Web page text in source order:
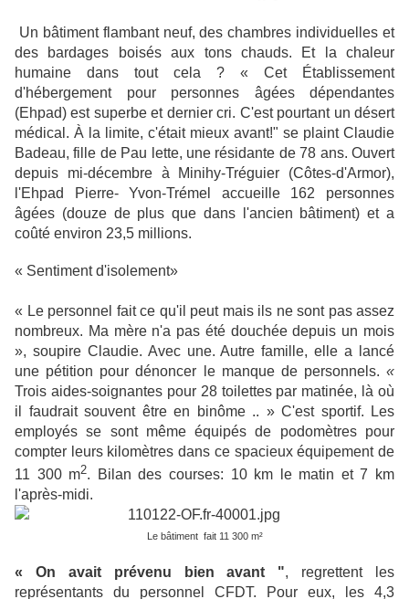
Un bâtiment flambant neuf, des chambres individuelles et
des bardages boisés aux tons chauds. Et la chaleur
humaine dans tout cela ? « Cet Établissement
d'hébergement pour personnes âgées dépendantes
(Ehpad) est superbe et dernier cri. C'est pourtant un désert
médical. À la limite, c'était mieux avant!" se plaint Claudie
Badeau, fille de Pau lette, une résidante de 78 ans. Ouvert
depuis mi-décembre à Minihy-Tréguier (Côtes-d'Armor),
l'Ehpad Pierre- Yvon-Trémel accueille 162 personnes
âgées (douze de plus que dans l'ancien bâtiment) et a
coûté environ 23,5 millions.
« Sentiment d'isolement»
« Le personnel fait ce qu'il peut mais ils ne sont pas assez
nombreux. Ma mère n'a pas été douchée depuis un mois
», soupire Claudie. Avec une. Autre famille, elle a lancé
une pétition pour dénoncer le manque de personnels. «
Trois aides-soignantes pour 28 toilettes par matinée, là où
il faudrait souvent être en binôme .. » C'est sportif. Les
employés se sont même équipés de podomètres pour
compter leurs kilomètres dans ce spacieux équipement de
11 300 m2. Bilan des courses: 10 km le matin et 7 km
l'après-midi.
Le bâtiment fait 11 300 m²
« On avait prévenu bien avant ", regrettent les
représentants du personnel CFDT. Pour eux, les 4,3